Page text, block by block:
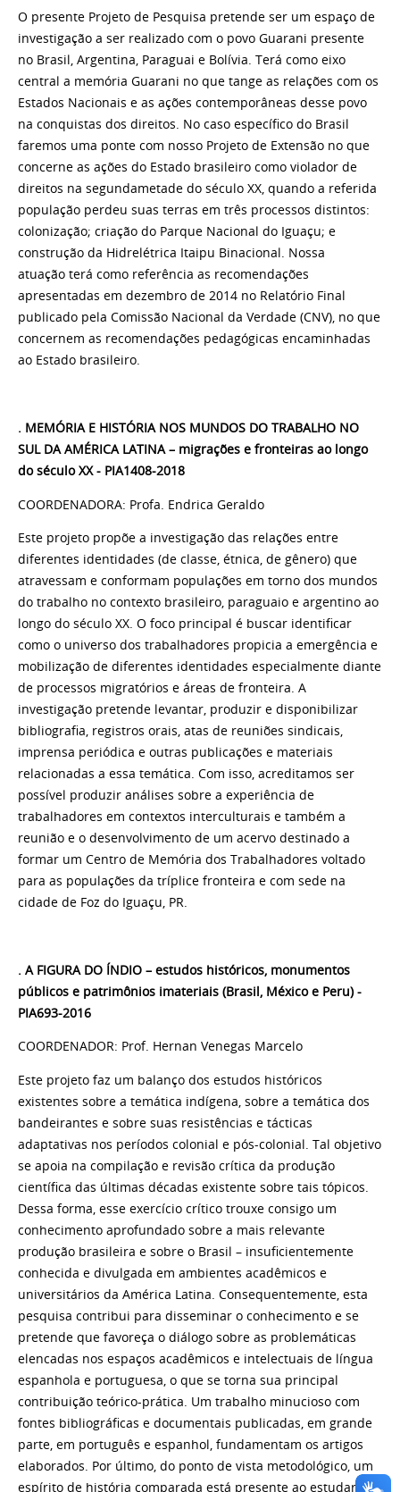
O presente Projeto de Pesquisa pretende ser um espaço de
investigação a ser realizado com o povo Guarani presente
no Brasil, Argentina, Paraguai e Bolívia. Terá como eixo
central a memória Guarani no que tange as relações com os
Estados Nacionais e as ações contemporâneas desse povo
na conquistas dos direitos. No caso específico do Brasil
faremos uma ponte com nosso Projeto de Extensão no que
concerne as ações do Estado brasileiro como violador de
direitos na segundametade do século XX, quando a referida
população perdeu suas terras em três processos distintos:
colonização; criação do Parque Nacional do Iguaçu; e
construção da Hidrelétrica Itaipu Binacional. Nossa
atuação terá como referência as recomendações
apresentadas em dezembro de 2014 no Relatório Final
publicado pela Comissão Nacional da Verdade (CNV), no que
concernem as recomendações pedagógicas encaminhadas
ao Estado brasileiro.
. MEMÓRIA E HISTÓRIA NOS MUNDOS DO TRABALHO NO
SUL DA AMÉRICA LATINA – migrações e fronteiras ao longo
do século XX - PIA1408-2018
COORDENADORA: Profa. Endrica Geraldo
Este projeto propõe a investigação das relações entre
diferentes identidades (de classe, étnica, de gênero) que
atravessam e conformam populações em torno dos mundos
do trabalho no contexto brasileiro, paraguaio e argentino ao
longo do século XX. O foco principal é buscar identificar
como o universo dos trabalhadores propicia a emergência e
mobilização de diferentes identidades especialmente diante
de processos migratórios e áreas de fronteira. A
investigação pretende levantar, produzir e disponibilizar
bibliografia, registros orais, atas de reuniões sindicais,
imprensa periódica e outras publicações e materiais
relacionadas a essa temática. Com isso, acreditamos ser
possível produzir análises sobre a experiência de
trabalhadores em contextos interculturais e também a
reunião e o desenvolvimento de um acervo destinado a
formar um Centro de Memória dos Trabalhadores voltado
para as populações da tríplice fronteira e com sede na
cidade de Foz do Iguaçu, PR.
. A FIGURA DO ÍNDIO – estudos históricos, monumentos
públicos e patrimônios imateriais (Brasil, México e Peru) -
PIA693-2016
COORDENADOR: Prof. Hernan Venegas Marcelo
Este projeto faz um balanço dos estudos históricos
existentes sobre a temática indígena, sobre a temática dos
bandeirantes e sobre suas resistências e tácticas
adaptativas nos períodos colonial e pós-colonial. Tal objetivo
se apoia na compilação e revisão crítica da produção
científica das últimas décadas existente sobre tais tópicos.
Dessa forma, esse exercício crítico trouxe consigo um
conhecimento aprofundado sobre a mais relevante
produção brasileira e sobre o Brasil – insuficientemente
conhecida e divulgada em ambientes acadêmicos e
universitários da América Latina. Consequentemente, esta
pesquisa contribui para disseminar o conhecimento e se
pretende que favoreça o diálogo sobre as problemáticas
elencadas nos espaços acadêmicos e intelectuais de língua
espanhola e portuguesa, o que se torna sua principal
contribuição teórico-prática. Um trabalho minucioso com
fontes bibliográficas e documentais publicadas, em grande
parte, em português e espanhol, fundamentam os artigos
elaborados. Por último, do ponto de vista metodológico, um
espírito de história comparada está presente ao estudar as